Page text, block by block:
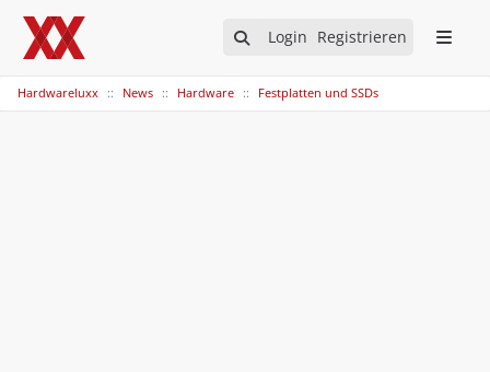
Login Registrieren
Hardwareluxx News Hardware Festplatten und SSDs